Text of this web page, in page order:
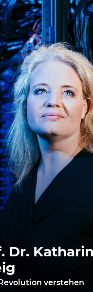
Dr.
verstehen